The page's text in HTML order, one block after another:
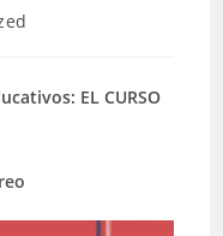
EL CURSO